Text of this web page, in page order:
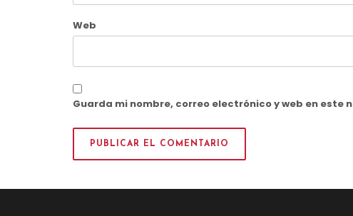
Web
Guarda mi nombre, correo electrónico y web en